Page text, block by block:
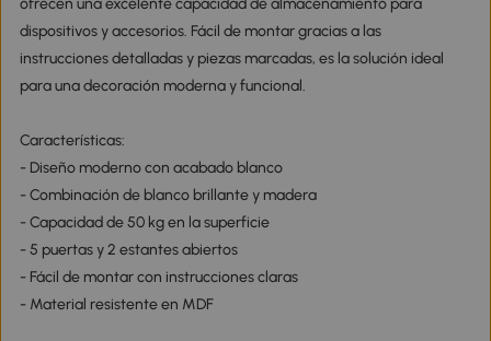
ofrecen una excelente capacidad de almacenamiento para
dispositivos y accesorios. Fácil de montar gracias a las
instrucciones detalladas y piezas marcadas, es la solución ideal
para una decoración moderna y funcional.
Características:
- Diseño moderno con acabado blanco
- Combinación de blanco brillante y madera
- Capacidad de 50 kg en la superficie
- 5 puertas y 2 estantes abiertos
- Fácil de montar con instrucciones claras
- Material resistente en MDF